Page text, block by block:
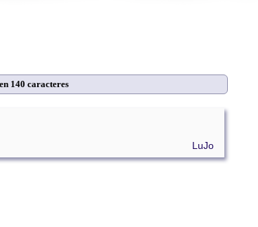
140 caracteres
LuJo